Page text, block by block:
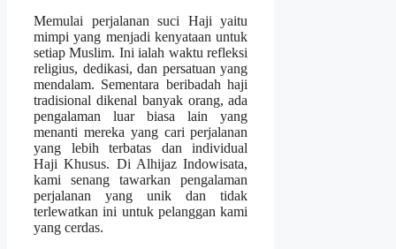
Memulai perjalanan suci Haji yaitu
mimpi yang menjadi kenyataan untuk
setiap Muslim. Ini ialah waktu refleksi
religius, dedikasi, dan persatuan yang
mendalam. Sementara beribadah haji
tradisional dikenal banyak orang, ada
pengalaman luar biasa lain yang
menanti mereka yang cari perjalanan
yang lebih terbatas dan individual
Haji Khusus. Di Alhijaz Indowisata,
kami senang tawarkan pengalaman
perjalanan yang unik dan tidak
terlewatkan ini untuk pelanggan kami
yang cerdas.